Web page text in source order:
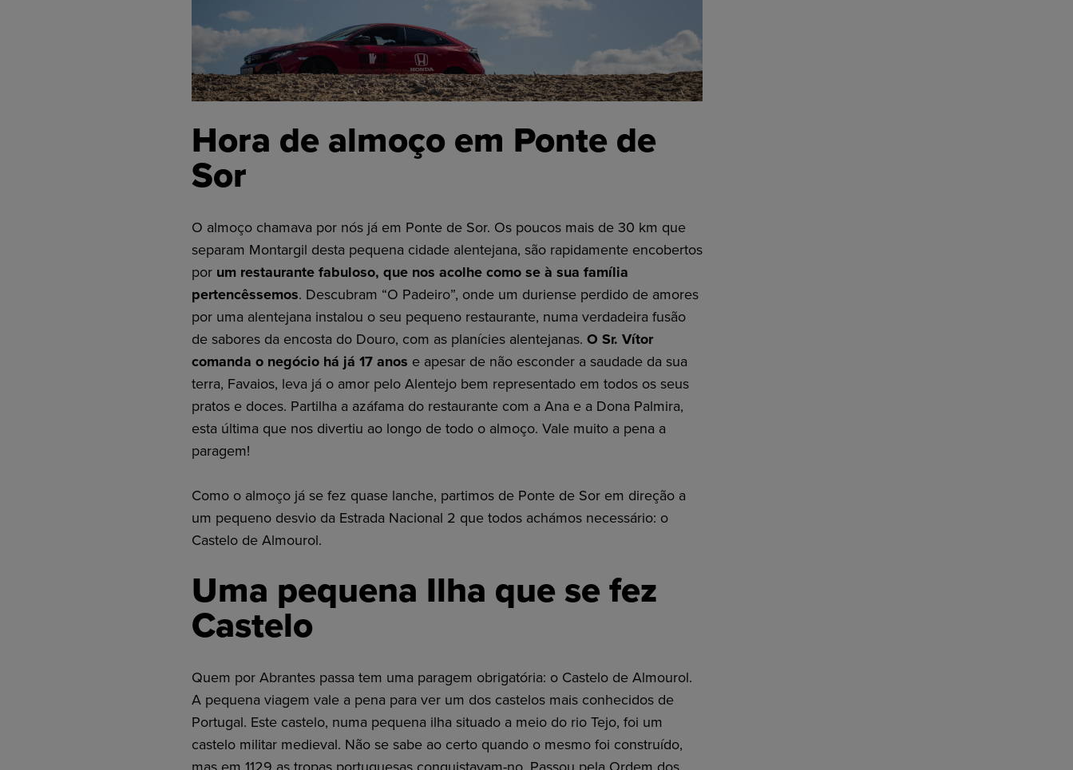
Hora de almoço em Ponte de
Sor
O almoço chamava por nós já em Ponte de Sor. Os poucos mais de 30 km que
separam Montargil desta pequena cidade alentejana, são rapidamente encobertos
por um restaurante fabuloso, que nos acolhe como se à sua família
pertencêssemos. Descubram “O Padeiro”, onde um duriense perdido de amores
por uma alentejana instalou o seu pequeno restaurante, numa verdadeira fusão
de sabores da encosta do Douro, com as planícies alentejanas. O Sr. Vítor
comanda o negócio há já 17 anos e apesar de não esconder a saudade da sua
terra, Favaios, leva já o amor pelo Alentejo bem representado em todos os seus
pratos e doces. Partilha a azáfama do restaurante com a Ana e a Dona Palmira,
esta última que nos divertiu ao longo de todo o almoço. Vale muito a pena a
paragem!
Como o almoço já se fez quase lanche, partimos de Ponte de Sor em direção a
um pequeno desvio da Estrada Nacional 2 que todos achámos necessário: o
Castelo de Almourol.
Uma pequena Ilha que se fez
Castelo
Quem por Abrantes passa tem uma paragem obrigatória: o Castelo de Almourol.
A pequena viagem vale a pena para ver um dos castelos mais conhecidos de
Portugal. Este castelo, numa pequena ilha situado a meio do rio Tejo, foi um
castelo militar medieval. Não se sabe ao certo quando o mesmo foi construído,